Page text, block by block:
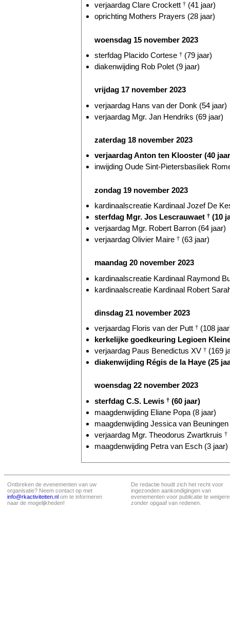
verjaardag Clare Crockett † (41 jaar)
oprichting Mothers Prayers (28 jaar)
woensdag 15 november 2023
sterfdag Placido Cortese † (79 jaar)
diakenwijding Rob Polet (9 jaar)
vrijdag 17 november 2023
verjaardag Hans van der Donk (54 jaar)
verjaardag Mgr. Jan Hendriks (69 jaar)
zaterdag 18 november 2023
verjaardag Anton ten Klooster (40
inwijding Oude Sint-Pietersbasiliek
zondag 19 november 2023
kardinaalscreatie Kardinaal Jozef De
sterfdag Mgr. Jos Lescrauwaet † (10
verjaardag Mgr. Robert Barron (64 jaar)
verjaardag Olivier Maire † (63 jaar)
maandag 20 november 2023
kardinaalscreatie Kardinaal Raymond
kardinaalscreatie Kardinaal Robert
dinsdag 21 november 2023
verjaardag Floris van der Putt † (108
kerkelijke goedkeuring Legioen
verjaardag Paus Benedictus XV † (169
diakenwijding Régis de la Haye (25
woensdag 22 november 2023
sterfdag C.S. Lewis † (60 jaar)
maagdenwijding Eliane Popa (8 jaar)
maagdenwijding Jessica van
verjaardag Mgr. Theodorus Zwartkruis †
maagdenwijding Petra van Esch (3 jaar)
Ontbreken de evenementen van uw
organisatie? Neem contact op met
info@rkactiviteiten.nl om te informeren
naar de mogelijkheden!
De redactie houdt zich het recht voor
ingezonden aankondigingen van
evenementen voor publicatie te
zonder opgaaf van redenen.